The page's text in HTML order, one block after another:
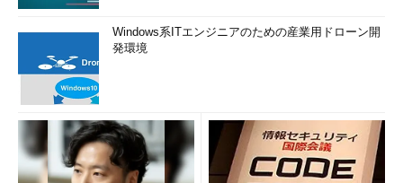
Windows系ITエンジニアのための産業用ドローン開
発環境